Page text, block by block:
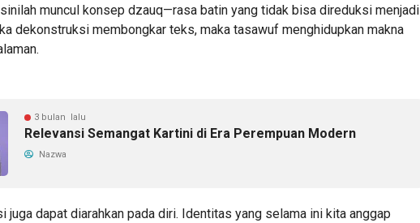
muncul konsep dzauq—rasa batin yang tidak bisa direduksi menjadi
dekonstruksi membongkar teks, maka tasawuf menghidupkan makna
3 bulan lalu
Relevansi Semangat Kartini di Era Perempuan Modern
Nazwa
juga dapat diarahkan pada diri. Identitas yang selama ini kita anggap